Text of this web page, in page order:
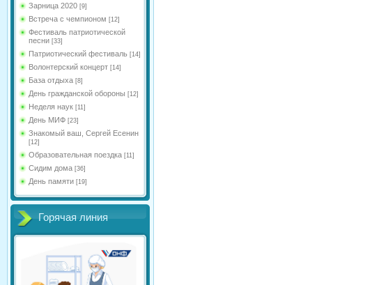
Зарница 2020 [9]
Встреча с чемпионом [12]
Фестиваль патриотической
песни [33]
Патриотический фестиваль [14]
Волонтерский концерт [14]
База отдыха [8]
День гражданской обороны [12]
Неделя наук [11]
День МИФ [23]
Знакомый ваш, Сергей Есенин
[12]
Образовательная поездка [11]
Сидим дома [36]
День памяти [19]
Горячая линия